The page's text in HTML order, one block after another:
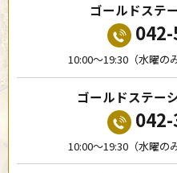
ゴールドステ
10:00〜19:30（水曜の
ゴールドステー
10:00〜19:30（水曜の